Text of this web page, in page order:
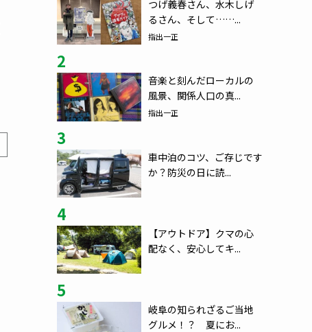
つげ義春さん、水木しげ
るさん、そして……...
指出一正
2
音楽と刻んだローカルの
風景、関係人口の真...
指出一正
3
車中泊のコツ、ご存じです
か？防災の日に読...
4
【アウトドア】クマの心
配なく、安心してキ...
5
岐阜の知られざるご当地
グルメ！？ 夏にお...